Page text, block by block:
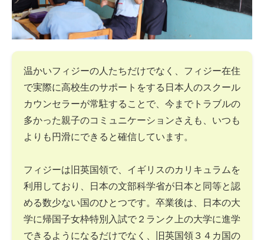
温かいフィジーの人たちだけでなく、フィジー在住
で実際に高校生のサポートをする日本人のスクール
カウンセラーが常駐することで、今までトラブルの
多かった親子のコミュニケーションさえも、いつも
よりも円滑にできると確信しています。
フィジーは旧英国領で、イギリスのカリキュラムを
利用しており、日本の文部科学省が日本と同等と認
める数少ない国のひとつです。卒業後は、日本の大
学に帰国子女枠特別入試で２ランク上の大学に進学
できるようになるだけでなく、旧英国領３４カ国の